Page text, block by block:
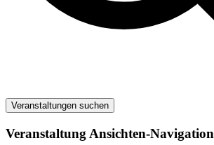
Veranstaltungen suchen
Veranstaltung Ansichten-Navigation